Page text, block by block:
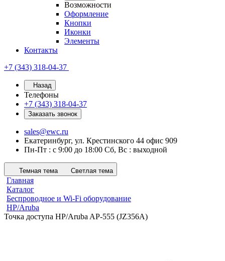
Возможности
Оформление
Кнопки
Иконки
Элементы
Контакты
+7 (343) 318-04-37
Назад
Телефоны
+7 (343) 318-04-37
Заказать звонок
sales@ewc.ru
Екатеринбург, ул. Крестинского 44 офис 909
Пн-Пт : с 9:00 до 18:00 Сб, Вс : выходной
Темная тема Светлая тема
Главная
Каталог
Беспроводное и Wi-Fi оборудование
HP/Aruba
Точка доступа HP/Aruba AP-555 (JZ356A)